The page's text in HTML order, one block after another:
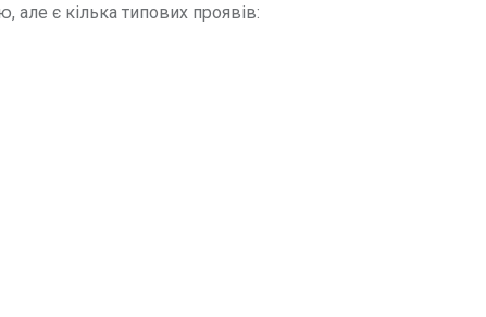
є кілька типових проявів: